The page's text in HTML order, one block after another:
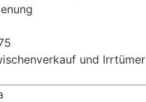
und Irrtümer